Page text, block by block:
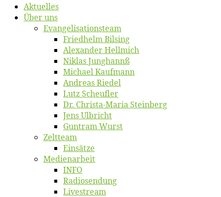
Ak­tu­el­les
Über uns
Evangelisa­tions­team
Fried­helm Bilsing
Alex­an­der Hellmich
Ni­klas Junghannß
Mi­cha­el Kaufmann
An­dre­as Riedel
Lutz Scheuf­ler
Dr. Chris­­ta-Ma­ria Steinberg
Jens Ulb­richt
Gun­tram Wurst
Zelt­team
Ein­sät­ze
Me­di­en­ar­beit
INFO
Ra­dio­sen­dung
Live­stream